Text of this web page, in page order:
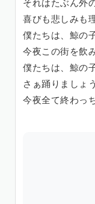
それはたぶん外
喜びも悲しみも
僕たちは、鯨の子
今夜この街を飲
僕たちは、鯨の子
さぁ踊りましょう
今夜全て終わっ